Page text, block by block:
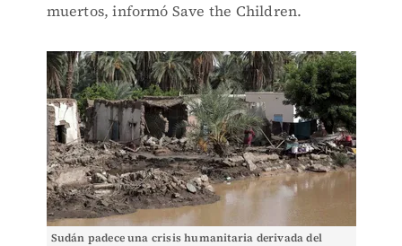
muertos, informó Save the Children.
Sudán padece una crisis humanitaria derivada del